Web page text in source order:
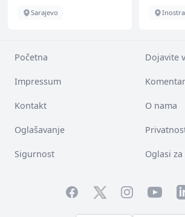
Sarajevo
Početna Dojavite
Impressum
Kontakt O nama
Oglašavanje
Sigurnost Oglasi
FacebookTwitterInstagramYouTube